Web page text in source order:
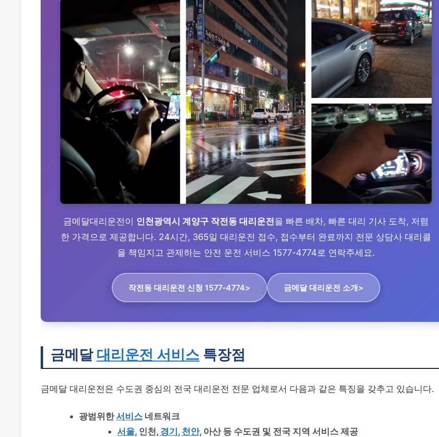
금메달대리운전이 인천광역시 계양구 작전동 대리운전 을 빠른 배차, 빠른 대리 기사 도착, 저렴
한 가격으로 제공합니다. 24시간, 365일 대리운전 접수, 접수부터 완료까지 전문 상담사 대리콜
을 책임지고 관제하는 안전 운전 서비스 1577-4774로 연락주세요.
작전동 대리운전 신청 1577-4774> 금메달 대리운전 소개>
금메달 대리운전 서비스 특장점
금메달 대리운전은 수도권 중심의 전국 대리운전 전문 업체로서 다음과 같은 특징을 갖추고 있습니다.
광범위한서비스네트워크
서울, 인천, 경기 , 천안, 아산 등 수도권 및 전국 지역 서비스 제공